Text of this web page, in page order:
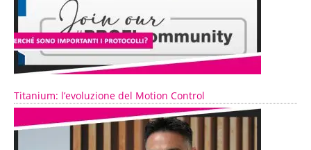
Titanium: l’evoluzione del Motion Control